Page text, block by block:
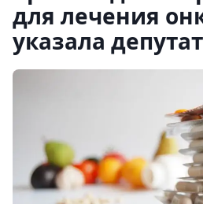
для лечения
указала депутат